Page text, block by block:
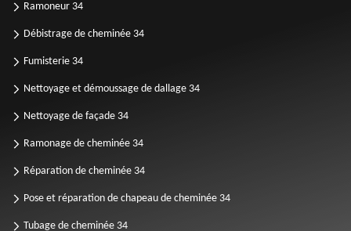
Ramoneur 34
Débistrage de cheminée 34
Fumisterie 34
Nettoyage et démoussage de dallage 34
Nettoyage de façade 34
Ramonage de cheminée 34
Réparation de cheminée 34
Pose et réparation de chapeau de cheminée 34
Tubage de cheminée 34